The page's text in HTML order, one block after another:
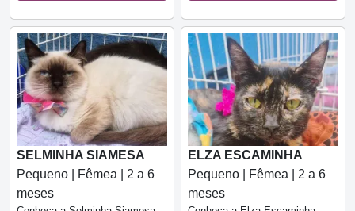
SELMINHA SIAMESA
Pequeno | Fêmea | 2 a 6
meses
ELZA ESCAMINHA
Pequeno | Fêmea | 2 a 6
meses